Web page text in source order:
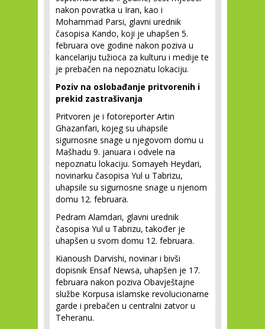
nakon povratka u Iran, kao i
Mohammad Parsi, glavni urednik
časopisa Kando, koji je uhapšen 5.
februara ove godine nakon poziva u
kancelariju tužioca za kulturu i medije te
je prebačen na nepoznatu lokaciju.
Poziv na oslobađanje pritvorenih i
prekid zastrašivanja
Pritvoren je i fotoreporter Artin
Ghazanfari, kojeg su uhapsile
sigurnosne snage u njegovom domu u
Mašhadu 9. januara i odvele na
nepoznatu lokaciju. Somayeh Heydari,
novinarku časopisa Yul u Tabrizu,
uhapsile su sigurnosne snage u njenom
domu 12. februara.
Pedram Alamdari, glavni urednik
časopisa Yul u Tabrizu, također je
uhapšen u svom domu 12. februara.
Kianoush Darvishi, novinar i bivši
dopisnik Ensaf Newsa, uhapšen je 17.
februara nakon poziva Obavještajne
službe Korpusa islamske revolucionarne
garde i prebačen u centralni zatvor u
Teheranu.